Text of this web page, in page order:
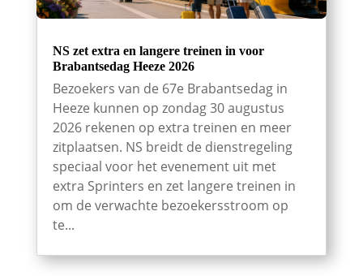
NS zet extra en langere treinen in voor
Brabantsedag Heeze 2026
Bezoekers van de 67e Brabantsedag in
Heeze kunnen op zondag 30 augustus
2026 rekenen op extra treinen en meer
zitplaatsen. NS breidt de dienstregeling
speciaal voor het evenement uit met
extra Sprinters en zet langere treinen in
om de verwachte bezoekersstroom op
te...